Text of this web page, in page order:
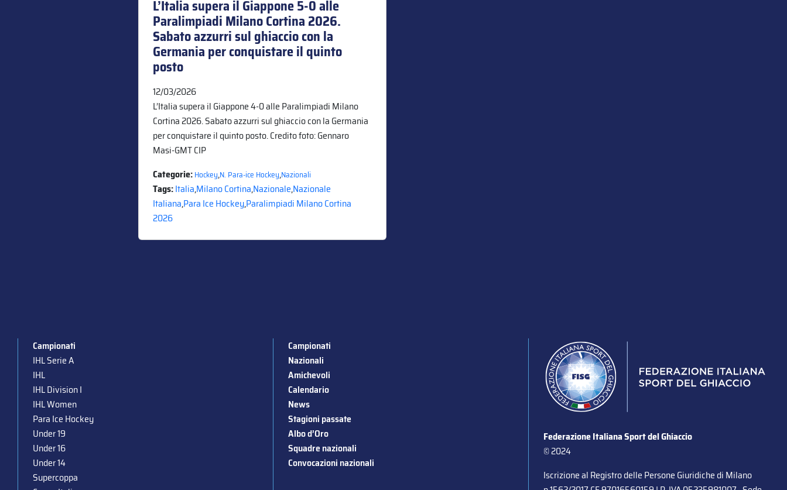
L’Italia supera il Giappone 5-0 alle
Paralimpiadi Milano Cortina 2026.
Sabato azzurri sul ghiaccio con la
Germania per conquistare il quinto
posto
12/03/2026
L’Italia supera il Giappone 4-0 alle Paralimpiadi Milano
Cortina 2026. Sabato azzurri sul ghiaccio con la Germania
per conquistare il quinto posto. Credito foto: Gennaro
Masi-GMT CIP
Categorie:Hockey,N. Para-ice Hockey,Nazionali
Tags:Italia,Milano Cortina,Nazionale,Nazionale
Italiana,Para Ice Hockey,Paralimpiadi Milano Cortina
2026
Campionati
IHL Serie A
IHL
IHL Division I
IHL Women
Para Ice Hockey
Under 19
Under 16
Under 14
Supercoppa
Campionati
Nazionali
Amichevoli
Calendario
News
Stagioni passate
Albo d’Oro
Squadre nazionali
Convocazioni nazionali
Federazione Italiana Sport del Ghiaccio
© 2024
Iscrizione al Registro delle Persone Giuridiche di Milano